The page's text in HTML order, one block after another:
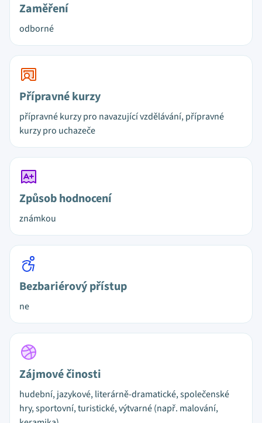
Zaměření
odborné
Přípravné kurzy
přípravné kurzy pro navazující vzdělávání, přípravné
kurzy pro uchazeče
Způsob hodnocení
známkou
Bezbariérový přístup
ne
Zájmové činosti
hudební, jazykové, literárně-dramatické, společenské
hry, sportovní, turistické, výtvarné (např. malování,